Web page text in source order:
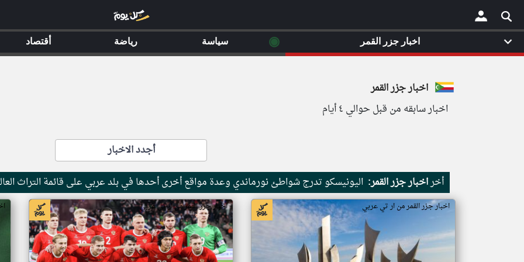
×
اخبار جزر القمر
اخبار سابقه من قبل حوالي ٤ أيام
أجدد الاخبار
أخراخبار جزر القمر: اليونيسكو تدرج شواطئ نورماندي وعدة مواقع أخرى أحدها في بلد عربي على قائمة التراث
اخبار جزر القمر من ار تي عربي اخبار جزر القمر من ار تي عربي
اخبار جزر القمر ◉ سياسة رياضة أقتصاد